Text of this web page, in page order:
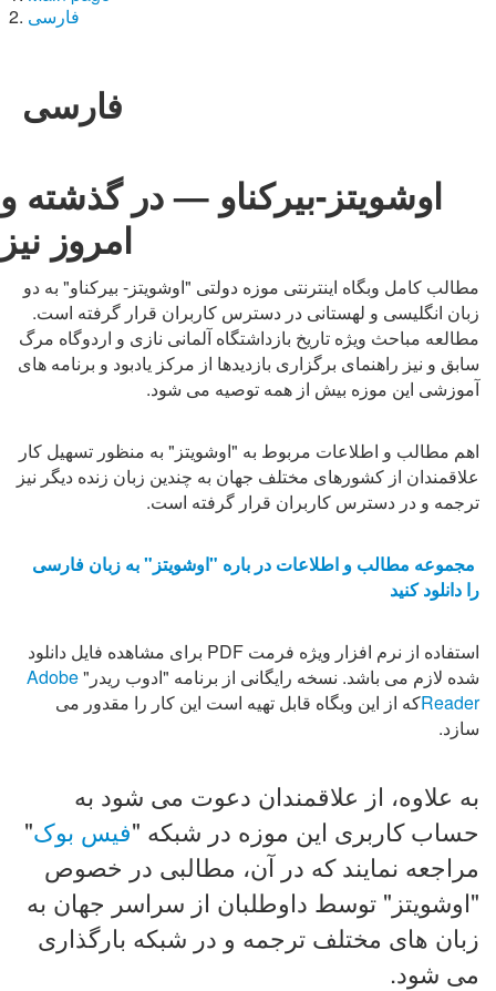
فارسی
فارسی
اوشویتز-بیرکناو — در گذشته و
امروز نيز
مطالب کامل وبگاه اینترنتی موزه دولتی "اوشویتز- بیرکناو" به دو
زبان انگلیسی و لهستانی در دسترس کاربران قرار گرفته است.
مطالعه مباحث ویژه تاریخ بازداشتگاه آلمانی نازی و اردوگاه مرگ
سابق و نیز راهنمای برگزاری بازدیدها از مرکز یادبود و برنامه های
آموزشی اين موزه بيش از همه توصیه می شود.
اهم مطالب و اطلاعات مربوط به "اوشويتز" به منظور تسهيل کار
علاقمندان از کشورهای مختلف جهان به چندين زبان زنده ديگر نيز
ترجمه و در دسترس کاربران قرار گرفته است.
مجموعه مطالب و اطلاعات در باره "اوشويتز" به زبان فارسی
را دانلود کنید
استفاده از نرم افزار ویژه فرمت PDF برای مشاهده فايل دانلود
شده لازم می باشد. نسخه رايگانی از برنامه "ادوب ریدر"Adobe
Readerکه از اين وبگاه قابل تهیه است اين کار را مقدور می
سازد.
به علاوه، از علاقمندان دعوت می شود به
حساب کاربری اين موزه در شبکه "فيس بوک"
مراجعه نمايند که در آن، مطالبی در خصوص
"اوشویتز" توسط داوطلبان از سراسر جهان به
زبان های مختلف ترجمه و در شبکه بارگذاری
می شود.